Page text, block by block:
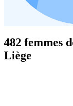
482 femmes
Liège